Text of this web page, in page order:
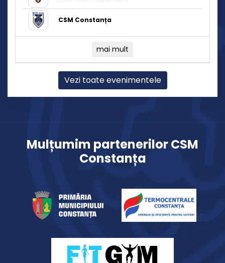
CSM Constanța
mai mult
Vezi toate evenimentele
Mulțumim partenerilor CSM
Constanța